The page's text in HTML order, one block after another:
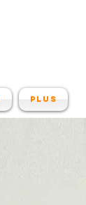
Plus